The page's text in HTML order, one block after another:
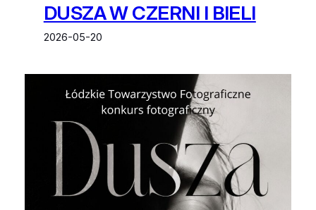
DUSZA W CZERNI I BIELI
2026-05-20